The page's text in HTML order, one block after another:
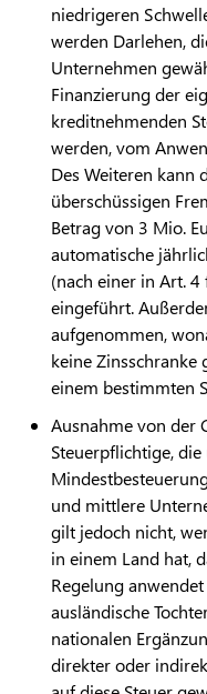
niedrigeren
werden Darlehen,
Unternehmen
Finanzierung der
kreditnehmenden
werden, vom
Des Weiteren kann
überschüssigen
Betrag von 3 Mio.
automatische
(nach einer in Art.
eingeführt.
aufgenommen,
keine Zinsschranke
einem bestimmten
Ausnahme von der
Steuerpflichtige,
und mittlere
gilt jedoch nicht,
in einem Land hat,
Regelung
ausländische
nationalen
direkter oder